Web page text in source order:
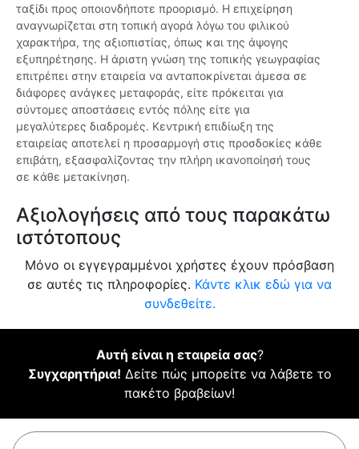
ταξίδι προς οποιονδήποτε προορισμό. Η επιχείρηση
αναγνωρίζεται στη τοπική αγορά λόγω του φιλικού
χαρακτήρα, της αξιοπιστίας, όπως και της άψογης
εξυπηρέτησης. Η άριστη γνώση της τοπικής γεωγραφίας
επιτρέπει στην εταιρεία να ανταποκρίνεται άμεσα σε
διάφορες ανάγκες μεταφοράς, είτε πρόκειται για
σύντομες αποστάσεις εντός πόλης είτε για
μεγαλύτερες διαδρομές. Κεντρική επιδίωξη της
εταιρείας αποτελεί η προσαρμογή στις προσδοκίες κάθε
επιβάτη, εξασφαλίζοντας την πλήρη ικανοποίησή τους
σε κάθε μετακίνηση.
Αξιολογήσεις από τους παρακάτω
ιστότοπους
Μόνο οι εγγεγραμμένοι χρήστες έχουν πρόσβαση
σε αυτές τις πληροφορίες. Κάντε κλικ εδώ για να
συνδεθείτε.
Αυτή είναι η εταιρεία σας?
Συγχαρητήρια! Δείτε πώς μπορείτε να λάβετε το
πακέτο βραβείων!